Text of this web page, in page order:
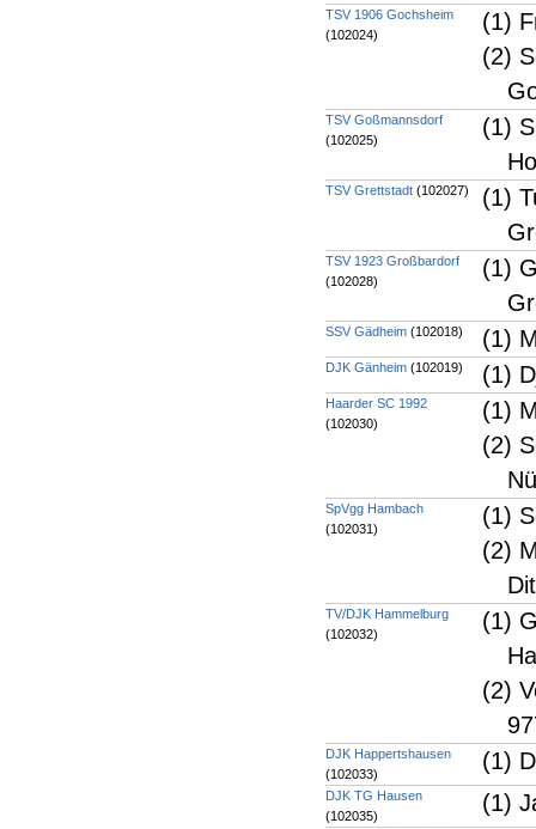
TSV 1906 Gochsheim
(102024)
(1)
(2)
TSV Goßmannsdorf
(102025)
(1)
TSV Grettstadt (102027)
(1)
TSV 1923 Großbardorf
(102028)
(1)
SSV Gädheim (102018) (1)
DJK Gänheim (102019) (1)
Haarder SC 1992
(102030)
(1)
(2)
SpVgg Hambach
(102031)
(1)
(2)
TV/DJK Hammelburg
(102032)
(1)
(2)
DJK Happertshausen
(102033)
(1)
DJK TG Hausen
(102035)
(1)